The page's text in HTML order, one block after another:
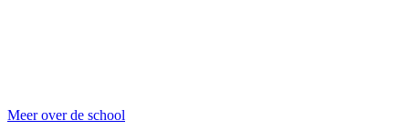
Meer over de school